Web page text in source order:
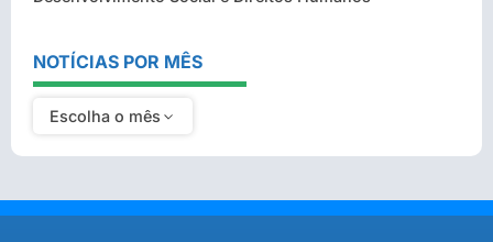
NOTÍCIAS POR MÊS
Escolha o mês